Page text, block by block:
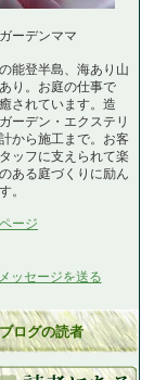
ーデンママ
能登半島、海あり山
り。お庭の仕事で
されています。造
ーデン・エクステリ
から施工まで。お客
ッフに支えられて楽
ある庭づくりに励ん
。
ージ
メッセージを送る
ログの読者